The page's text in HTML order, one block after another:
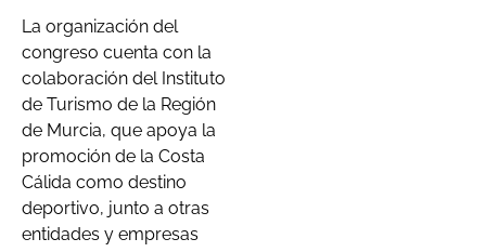
La organización del
congreso cuenta con la
colaboración del Instituto
de Turismo de la Región
de Murcia, que apoya la
promoción de la Costa
Cálida como destino
deportivo, junto a otras
entidades y empresas